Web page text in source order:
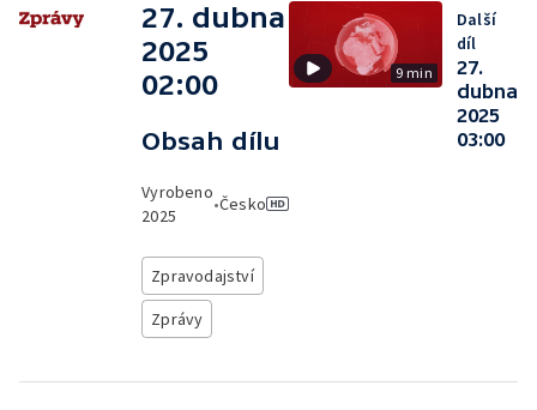
27. dubna
2025
02:00
Obsah dílu
Vyrobeno
2025
•Česko
Zpravodajství
Zprávy
9 min
Další
díl
27.
dubna
2025
03:00